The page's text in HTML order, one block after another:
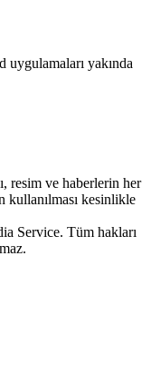
uygulamaları yakında
resim ve haberlerin her
kullanılması kesinlikle
Service. Tüm hakları